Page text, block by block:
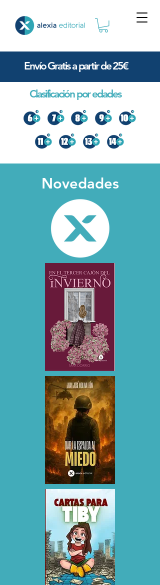
Envío Gratis a partir de 25€
Clasificación por edades
Novedades